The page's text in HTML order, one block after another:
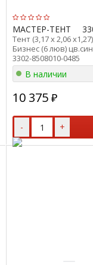
МАСТЕР-ТЕНТ
Тент (3,17 х 2,06
Бизнес (6 люв)
3302-8508010-0485
В наличии
10 375 ₽
- +